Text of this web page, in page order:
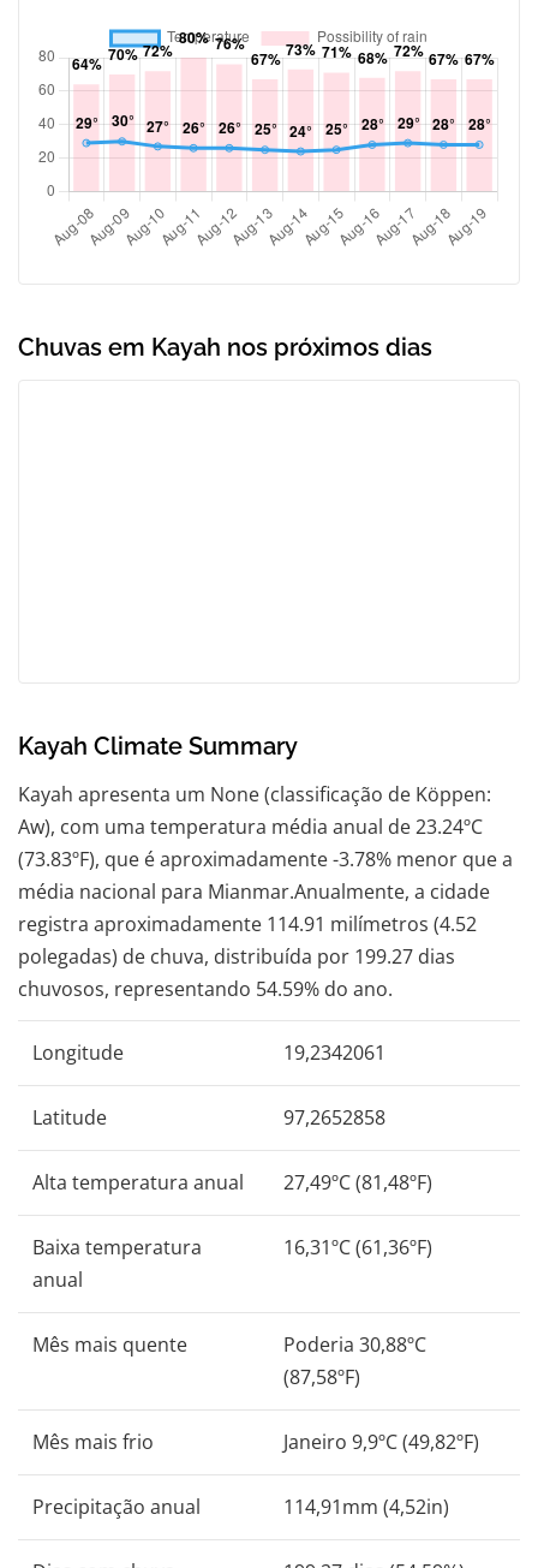
Chuvas em Kayah nos próximos dias
Kayah Climate Summary
Kayah apresenta um None (classificação de Köppen:
Aw), com uma temperatura média anual de 23.24ºC
(73.83ºF), que é aproximadamente -3.78% menor que a
média nacional para Mianmar.Anualmente, a cidade
registra aproximadamente 114.91 milímetros (4.52
polegadas) de chuva, distribuída por 199.27 dias
chuvosos, representando 54.59% do ano.
Longitude 19,2342061
Latitude 97,2652858
Alta temperatura anual 27,49ºC (81,48ºF)
Baixa temperatura
anual
16,31ºC (61,36ºF)
Mês mais quente
Poderia 30,88ºC
(87,58ºF)
Mês mais frio Janeiro 9,9ºC (49,82ºF)
Precipitação anual 114,91mm (4,52in)